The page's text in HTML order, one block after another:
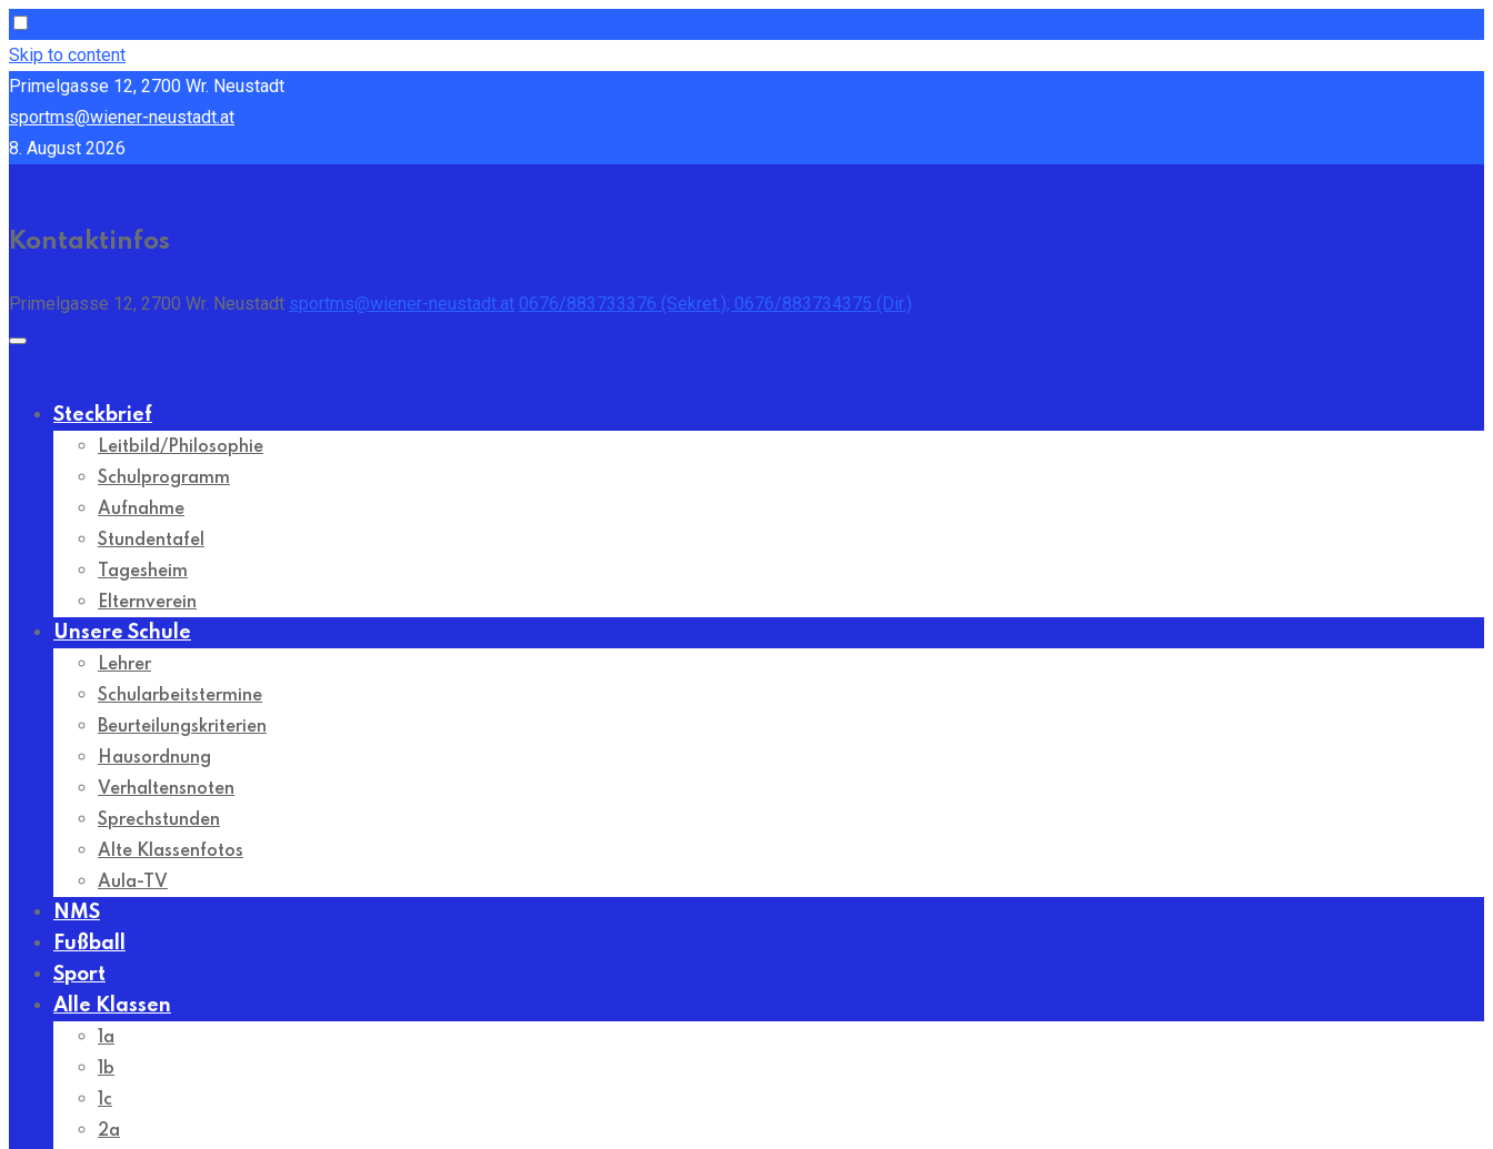
Skip to content
Primelgasse 12, 2700 Wr. Neustadt
sportms@wiener-neustadt.at
8. August 2026
Kontaktinfos
Primelgasse 12, 2700 Wr. Neustadt sportms@wiener-neustadt.at 0676/883733376 (Sekret.); 0676/883734375 (Dir.)
Steckbrief
Leitbild/Philosophie
Schulprogramm
Aufnahme
Stundentafel
Tagesheim
Elternverein
Unsere Schule
Lehrer
Schularbeitstermine
Beurteilungskriterien
Hausordnung
Verhaltensnoten
Sprechstunden
Alte Klassenfotos
Aula-TV
NMS
Fußball
Sport
Alle Klassen
1a
1b
1c
2a